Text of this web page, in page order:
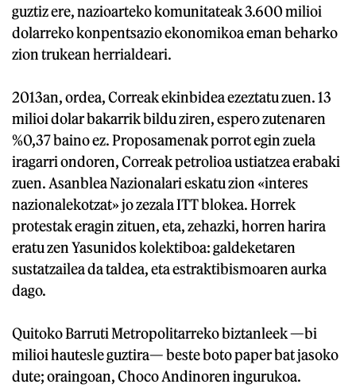
guztiz ere, nazioarteko komunitateak 3.600 milioi
dolarreko konpentsazio ekonomikoa eman beharko
zion trukean herrialdeari.
2013an, ordea, Correak ekinbidea ezeztatu zuen. 13
milioi dolar bakarrik bildu ziren, espero zutenaren
%0,37 baino ez. Proposamenak porrot egin zuela
iragarri ondoren, Correak petrolioa ustiatzea erabaki
zuen. Asanblea Nazionalari eskatu zion «interes
nazionalekotzat» jo zezala ITT blokea. Horrek
protestak eragin zituen, eta, zehazki, horren harira
eratu zen Yasunidos kolektiboa: galdeketaren
sustatzailea da taldea, eta estraktibismoaren aurka
dago.
Quitoko Barruti Metropolitarreko biztanleek —bi
milioi hautesle guztira— beste boto paper bat jasoko
dute; oraingoan, Choco Andinoren ingurukoa.